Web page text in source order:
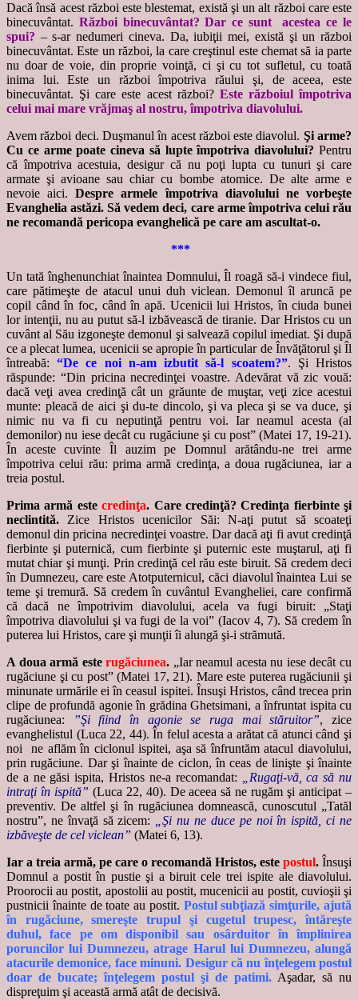
Dacă însă acest război este blestemat, există şi un alt război care este
binecuvântat. Război binecuvântat? Dar ce sunt acestea ce le
spui? – s-ar nedumeri cineva. Da, iubiţii mei, există şi un război
binecuvântat. Este un război, la care creştinul este chemat să ia parte
nu doar de voie, din proprie voinţă, ci şi cu tot sufletul, cu toată
inima lui. Este un război împotriva răului şi, de aceea, este
binecuvântat. Şi care este acest război? Este războiul împotriva
celui mai mare vrăjmaş al nostru, împotriva diavolului.
Avem război deci. Duşmanul în acest război este diavolul. Şi arme?
Cu ce arme poate cineva să lupte împotriva diavolului? Pentru
că împotriva acestuia, desigur că nu poţi lupta cu tunuri şi care
armate şi avioane sau chiar cu bombe atomice. De alte arme e
nevoie aici.Despre armele împotriva diavolului ne vorbeşte
Evanghelia astăzi. Să vedem deci, care arme împotriva celui rău
ne recomandă pericopa evanghelică pe care am ascultat-o.
***
Un tată înghenunchiat înaintea Domnului, Îl roagă să-i vindece fiul,
care pătimeşte de atacul unui duh viclean. Demonul îl aruncă pe
copil când în foc, când în apă. Ucenicii lui Hristos, în ciuda bunei
lor intenţii, nu au putut să-l izbăvească de tiranie. Dar Hristos cu un
cuvânt al Său izgoneşte demonul şi salvează copilul imediat. Şi după
ce a plecat lumea, ucenicii se apropie în particular de Învăţătorul şi Îl
întreabă:“De ce noi n-am izbutit să-l scoatem?”. Şi Hristos
răspunde: “Din pricina necredinţei voastre. Adevărat vă zic vouă:
dacă veţi avea credinţă cât un grăunte de muştar, veţi zice acestui
munte: pleacă de aici şi du-te dincolo, şi va pleca şi se va duce, şi
nimic nu va fi cu neputinţă pentru voi. Iar neamul acesta (al
demonilor) nu iese decât cu rugăciune şi cu post” (Matei 17, 19-21).
În aceste cuvinte Îl auzim pe Domnul arătându-ne trei arme
împotriva celui rău: prima armă credinţa, a doua rugăciunea, iar a
treia postul.
Prima armă estecredinţa. Care credinţă? Credinţa fierbinte şi
neclintită. Zice Hristos ucenicilor Săi: N-aţi putut să scoateţi
demonul din pricina necredinţei voastre. Dar dacă aţi fi avut credinţă
fierbinte şi puternică, cum fierbinte şi puternic este muştarul, aţi fi
mutat chiar şi munţi. Prin credinţă cel rău este biruit. Să credem deci
în Dumnezeu, care este Atotputernicul, căci diavolul înaintea Lui se
teme şi tremură. Să credem în cuvântul Evangheliei, care confirmă
că dacă ne împotrivim diavolului, acela va fugi biruit: „Staţi
împotriva diavolului şi va fugi de la voi” (Iacov 4, 7). Să credem în
puterea lui Hristos, care şi munţii îi alungă şi-i strămută.
A doua armă esterugăciunea. „Iar neamul acesta nu iese decât cu
rugăciune şi cu post” (Matei 17, 21). Mare este puterea rugăciunii şi
minunate urmările ei în ceasul ispitei. Însuşi Hristos, când trecea prin
clipe de profundă agonie în grădina Ghetsimani, a înfruntat ispita cu
rugăciunea: ”Şi fiind în agonie se ruga mai stăruitor”, zice
evanghelistul (Luca 22, 44). În felul acesta a arătat că atunci când şi
noi ne aflăm în ciclonul ispitei, aşa să înfruntăm atacul diavolului,
prin rugăciune. Dar şi înainte de ciclon, în ceas de linişte şi înainte
de a ne găsi ispita, Hristos ne-a recomandat:
„Rugaţi-vă, ca să nu
intraţi în ispită” (Luca 22, 40). De aceea să ne rugăm şi anticipat –
preventiv. De altfel şi în rugăciunea domnească, cunoscutul „Tatăl
nostru”, ne învaţă să zicem:
„Şi nu ne duce pe noi în ispită, ci ne
izbăveşte de cel viclean” (Matei 6, 13).
Iar a treia armă, pe care o recomandă Hristos, este postul. Însuşi
Domnul a postit în pustie şi a biruit cele trei ispite ale diavolului.
Proorocii au postit, apostolii au postit, mucenicii au postit, cuvioşii şi
pustnicii înainte de toate au postit. Postul subţiază simţurile, ajută
în rugăciune, smereşte trupul şi cugetul trupesc, întăreşte
duhul, face pe om disponibil sau osârduitor în împlinirea
poruncilor lui Dumnezeu, atrage Harul lui Dumnezeu, alungă
atacurile demonice, face minuni. Desigur că nu înţelegem postul
doar de bucate; înţelegem postul şi de patimi. Aşadar, să nu
dispreţuim şi această armă atât de decisivă.